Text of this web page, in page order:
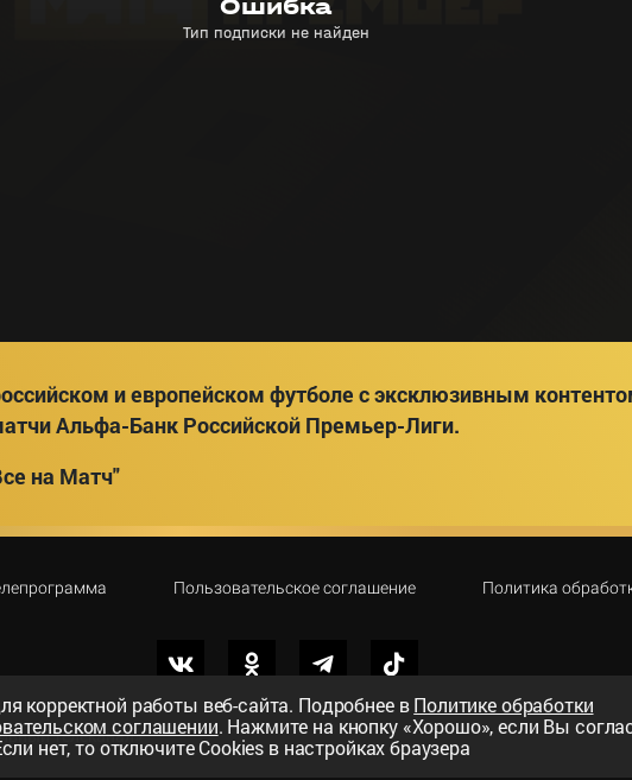
и европейском футболе с эксклюзивным
Альфа-Банк Российской Премьер-Лиги.
на Матч"
Пользовательское соглашение Политика
телеканал»
корректной работы веб-сайта. Подробнее вПолитике обработки
соглашении. Нажмите на кнопку «Хорошо», если Вы
нет, то отключите Cookies в настройках браузера